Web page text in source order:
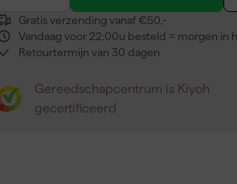
Gratis verzending vanaf €50,-
Vandaag voor 22:00u besteld = morgen in
Retourtermijn van 30 dagen
Gereedschapcentrum is Kiyoh
gecertificeerd